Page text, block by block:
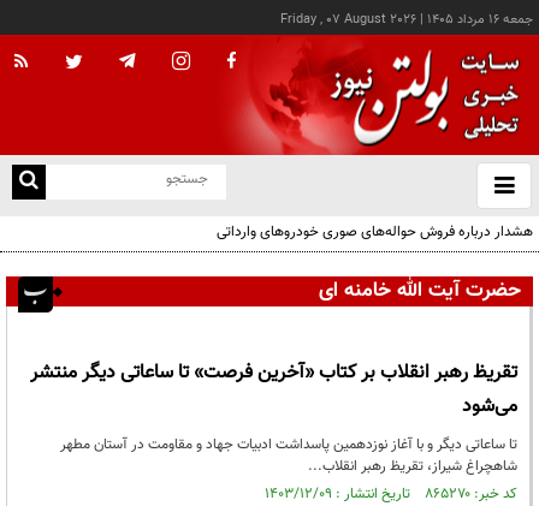
جمعه ۱۶ مرداد ۱۴۰۵ |
Friday , 07 August 2026
باز
و
هشدار درباره فروش حواله‌های صوری خودروهای وارداتی
حضرت آیت الله خامنه ای
تقریظ رهبر انقلاب بر کتاب «آخرین فرصت» تا ساعاتی دیگر منتشر
می‌شود
تا ساعاتی دیگر و با آغاز نوزدهمین پاسداشت ادبیات جهاد و مقاومت در آستان مطهر
شاهچراغ شیراز، تقریظ رهبر انقلاب...
کد خبر: ۸۶۵۲۷۰ تاریخ انتشار : ۱۴۰۳/۱۲/۰۹